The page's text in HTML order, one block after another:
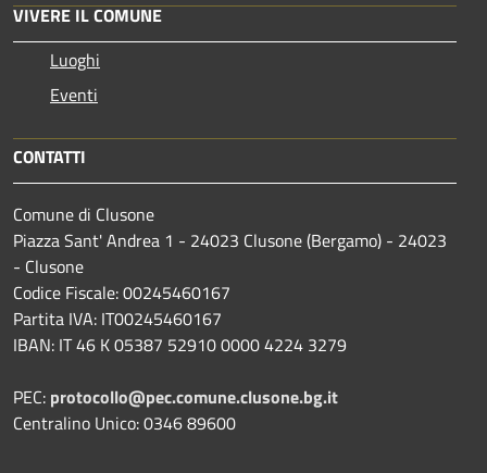
VIVERE IL COMUNE
Luoghi
Eventi
CONTATTI
Comune di Clusone
Piazza Sant' Andrea 1 - 24023 Clusone (Bergamo) - 24023
- Clusone
Codice Fiscale: 00245460167
Partita IVA: IT00245460167
IBAN: IT 46 K 05387 52910 0000 4224 3279
PEC: protocollo@pec.comune.clusone.bg.it
Centralino Unico: 0346 89600